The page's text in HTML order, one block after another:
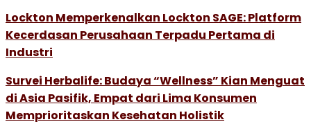
Lockton Memperkenalkan Lockton SAGE: Platform
Kecerdasan Perusahaan Terpadu Pertama di
Industri
Survei Herbalife: Budaya “Wellness” Kian Menguat
di Asia Pasifik, Empat dari Lima Konsumen
Memprioritaskan Kesehatan Holistik